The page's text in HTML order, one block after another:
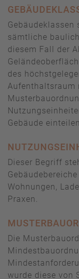
Gebäudeklassen
sämtliche
diesem Fall der
des
Aufenthaltsraum
Gebäude
Dieser Begriff
Wohnungen,
Praxen.
Die
wurde diese von